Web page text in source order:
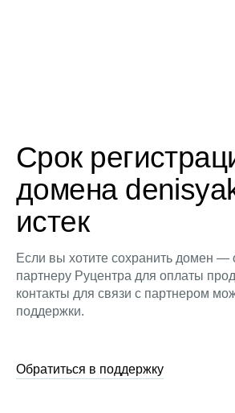
Срок
домена
истек
Если вы хотите сохранить домен —
партнеру Руцентра для оплаты
контакты для связи с партнером
поддержки.
Обратиться в поддержку